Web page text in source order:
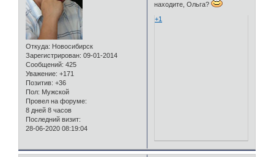
Откуда: Новосибирск
Зарегистрирован: 09-01-2014
Сообщений: 425
Уважение: +171
Позитив: +36
Пол: Мужской
Провел на форуме:
8 дней 8 часов
Последний визит:
28-06-2020 08:19:04
находите, Ольга?
+1